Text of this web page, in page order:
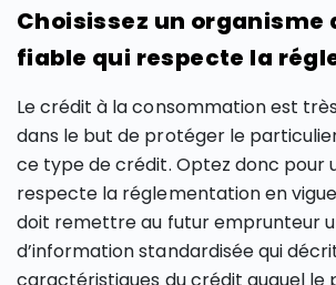
Choisissez un organisme
fiable qui respecte la
Le crédit à la consommation est
dans le but de protéger le
ce type de crédit. Optez donc pour
respecte la réglementation en
doit remettre au futur emprunteur
d’information standardisée qui